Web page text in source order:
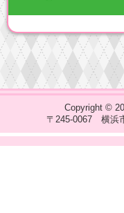
Copyright ©
〒245-0067 横浜